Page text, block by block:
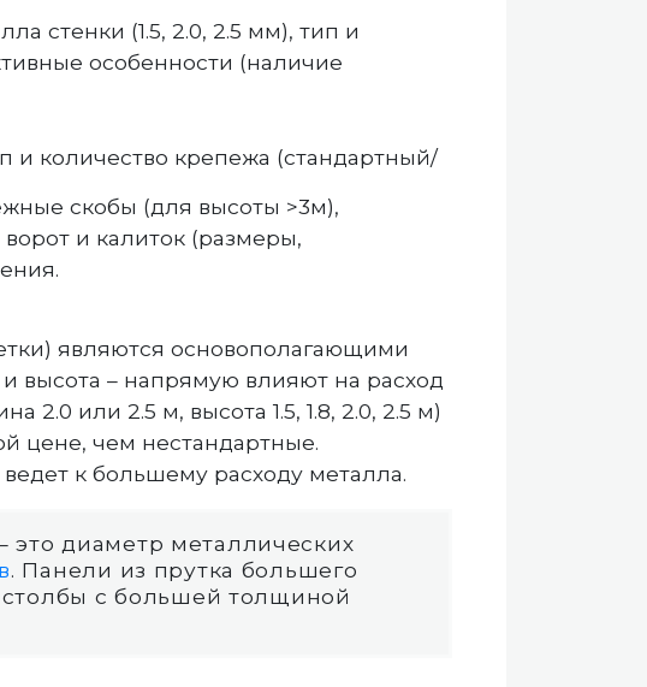
стенки (1.5, 2.0, 2.5 мм), тип и
особенности (наличие
и количество крепежа (стандартный/
скобы (для высоты >3м),
и калиток (размеры,
являются основополагающими
высота – напрямую влияют на расход
или 2.5 м, высота 1.5, 1.8, 2.0, 2.5 м)
цене, чем нестандартные.
к большему расходу металла.
диаметр металлических
. Панели из прутка большего
с большей толщиной